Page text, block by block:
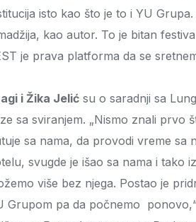
isto kao što je to i YU
kao autor. To je bitan
je prava platforma da se
i Žika Jelić su o saradnji sa
sa sviranjem. „Nismo znali prvo
sa nama, da provodi vreme sa
svugde je išao sa nama i tako
više bez njega. Postao je
Grupom pa da počnemo